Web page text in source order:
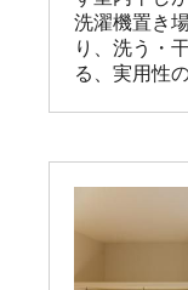
洗濯機置き
り、洗う・
る、実用性